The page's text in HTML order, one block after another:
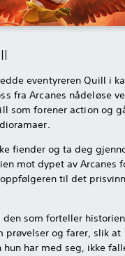
eventyreren Quill i
fra Arcanes nådeløse
som forener action og
fiender og ta deg
mot dypet av Arcanes
til det
den som forteller
prøvelser og farer, slik at
hun har med seg, ikke